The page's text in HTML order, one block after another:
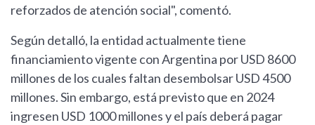
reforzados de atención social", comentó.
Según detalló, la entidad actualmente tiene
financiamiento vigente con Argentina por USD 8600
millones de los cuales faltan desembolsar USD 4500
millones. Sin embargo, está previsto que en 2024
ingresen USD 1000 millones y el país deberá pagar